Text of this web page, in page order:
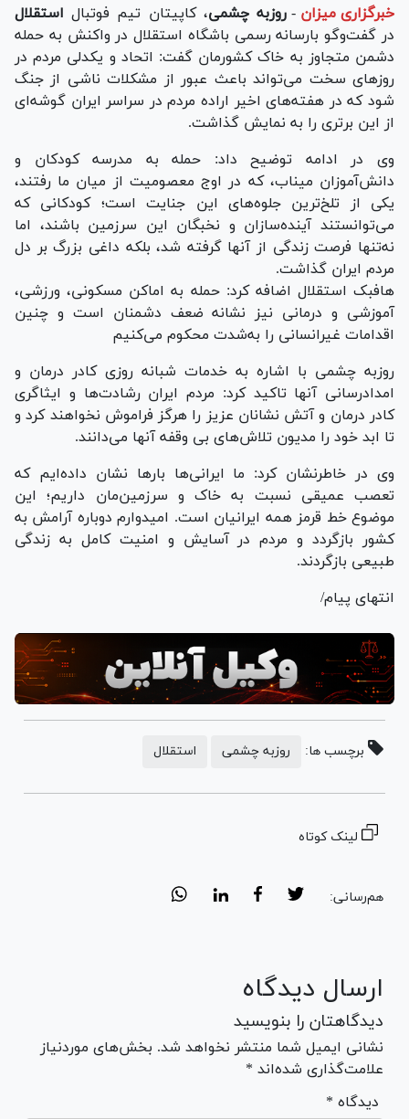
خبرگزاری میزان - روزبه چشمی، کاپیتان تیم فوتبال استقلال
در گفت‌و‌گو بارسانه رسمی باشگاه استقلال در واکنش به حمله
دشمن متجاوز به خاک کشورمان گفت: اتحاد و یکدلی مردم در
روز‌های سخت می‌تواند باعث عبور از مشکلات ناشی از جنگ
شود که در هفته‌های اخیر اراده مردم در سراسر ایران گوشه‌ای
از این برتری را به نمایش گذاشت.
وی در ادامه توضیح داد: حمله به مدرسه کودکان و
دانش‌آموزان میناب، که در اوج معصومیت از میان ما رفتند،
یکی از تلخ‌ترین جلوه‌های این جنایت است؛ کودکانی که
می‌توانستند آینده‌سازان و نخبگان این سرزمین باشند، اما
نه‌تنها فرصت زندگی از آنها گرفته شد، بلکه داغی بزرگ بر دل
مردم ایران گذاشت.
هافبک استقلال اضافه کرد: حمله به اماکن مسکونى، ورزشی،
آموزشی و درمانی نیز نشانه ضعف دشمنان است و چنین
اقدامات غیرانسانی را به‌شدت محکوم می‌کنیم
روزبه چشمی با اشاره به خدمات شبانه روزی کادر درمان و
امدادرسانی آنها تاکید کرد: مردم ایران رشادت‌ها و ایثاگری
کادر درمان و آتش نشانان عزیز را هرگز فراموش نخواهند کرد و
تا ابد خود را مدیون تلاش‌های بی وقفه آنها می‌دانند.
وی در خاطرنشان کرد: ما ایرانی‌ها بار‌ها نشان داده‌ایم که
تعصب عمیقی نسبت به خاک و سرزمین‌مان داریم؛ این
موضوع خط قرمز همه ایرانیان است. امیدوارم دوباره آرامش به
کشور بازگردد و مردم در آسایش و امنیت کامل به زندگی
طبیعی بازگردند.
انتهای پیام/
برچسب ها: روزبه چشمی استقلال
لینک کوتاه
هم‌رسانی:
ارسال دیدگاه
دیدگاهتان را بنویسید
نشانی ایمیل شما منتشر نخواهد شد. بخش‌های موردنیاز
علامت‌گذاری شده‌اند *
* دیدگاه